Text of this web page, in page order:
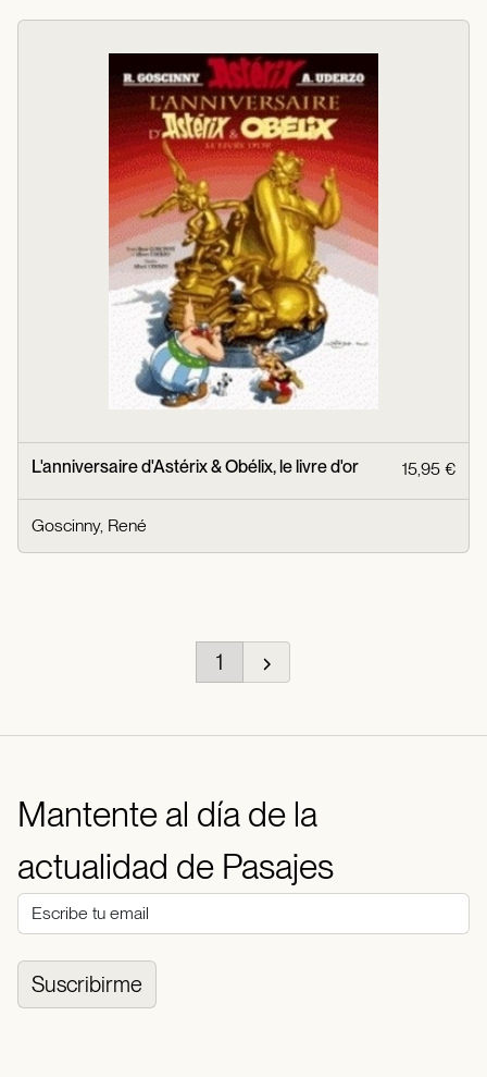
L'anniversaire d'Astérix & Obélix, le livre d'or 15,95 €
Goscinny, René
1
Mantente al día de la
actualidad de Pasajes
Suscribirme